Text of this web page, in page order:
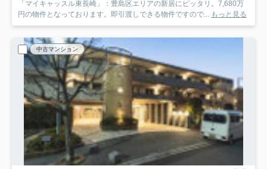
「マイキャッスル東長崎」：豊島区エリアの新居にピッタリ。7,680万
円の物件となっております。即引渡しできる物件ですので... もっと見る
中古マンション